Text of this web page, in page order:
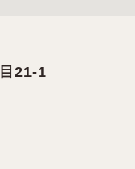
21-1